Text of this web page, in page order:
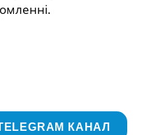
КАНАЛ